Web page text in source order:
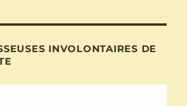
INVOLONTAIRES DE